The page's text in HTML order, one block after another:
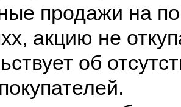
продажи на
акцию не
об